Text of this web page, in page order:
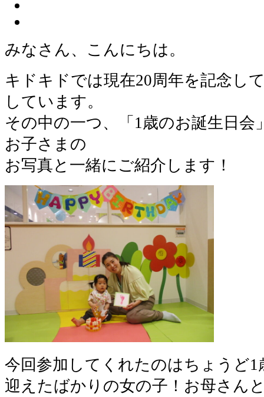
みなさん、こんにちは。
キドキドでは現在20周年を記念し
しています。
その中の一つ、「1歳のお誕生日
お子さまの
お写真と一緒にご紹介します！
今回参加してくれたのはちょうど1
迎えたばかりの女の子！お母さん